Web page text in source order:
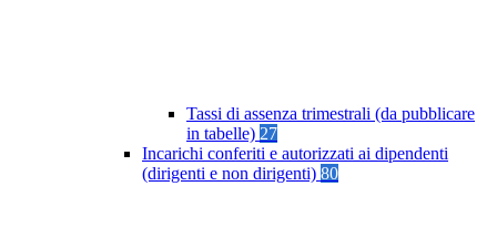
Tassi di assenza trimestrali (da pubblicare
in tabelle) 27
Incarichi conferiti e autorizzati ai dipendenti
(dirigenti e non dirigenti) 80